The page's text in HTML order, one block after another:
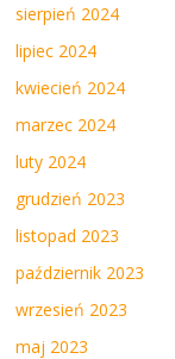
sierpień 2024
lipiec 2024
kwiecień 2024
marzec 2024
luty 2024
grudzień 2023
listopad 2023
październik 2023
wrzesień 2023
maj 2023